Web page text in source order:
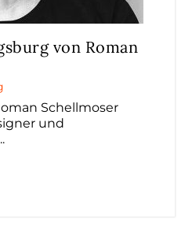
von Roman
Schellmoser
und